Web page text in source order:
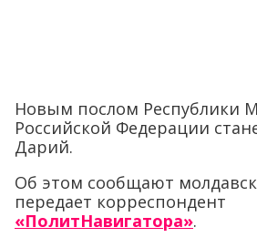
Новым послом Республики
Российской Федерации
Дарий.
Об этом сообщают
передает корреспондент
«ПолитНавигатора».